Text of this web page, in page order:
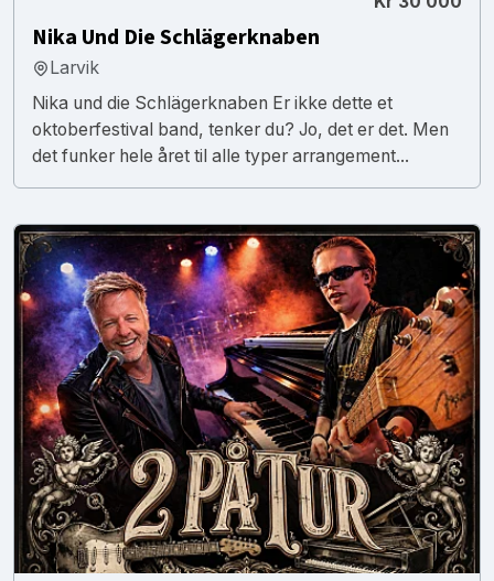
Nika Und Die Schlägerknaben
Larvik
Nika und die Schlägerknaben Er ikke dette et
oktoberfestival band, tenker du? Jo, det er det. Men
det funker hele året til alle typer arrangement...